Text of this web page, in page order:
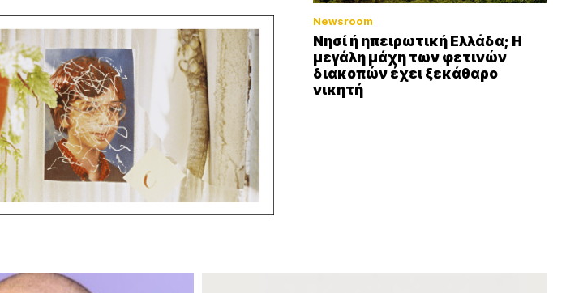
Newsroom
Νησί ή ηπειρωτική Ελλάδα; Η
μεγάλη μάχη των φετινών
διακοπών έχει ξεκάθαρο
νικητή